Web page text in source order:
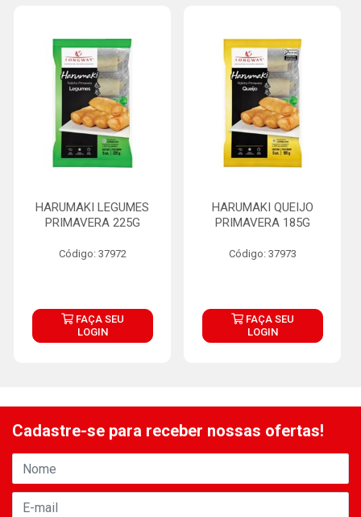
HARUMAKI LEGUMES
PRIMAVERA 225G
Código: 37972
FAÇA SEU
LOGIN
HARUMAKI QUEIJO
PRIMAVERA 185G
Código: 37973
FAÇA SEU
LOGIN
Cadastre-se para receber nossas ofertas!